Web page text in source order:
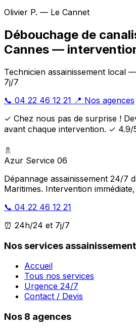
Olivier P. — Le Cannet
Débouchage de
Cannes —
Technicien assainissement local
7j/7
📞 04 22 46 12 21 📍 Nos agences
✓ Chez nous pas de surprise !
avant chaque intervention. ✓ 4.9/
🚿
Azur Service 06
Dépannage assainissement 24/7
Maritimes. Intervention
📞 04 22 46 12 21
⏰ 24h/24 et 7j/7
Nos services assainissement
Accueil
Tous nos services
Urgence 24/7
Contact / Devis
Nos 8 agences